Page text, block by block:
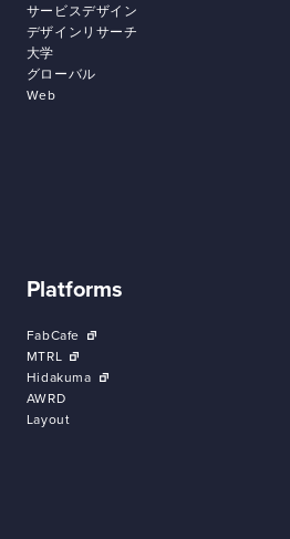
サービスデザイン
デザインリサーチ
大学
グローバル
Web
Platforms
FabCafe
MTRL
Hidakuma
AWRD
Layout